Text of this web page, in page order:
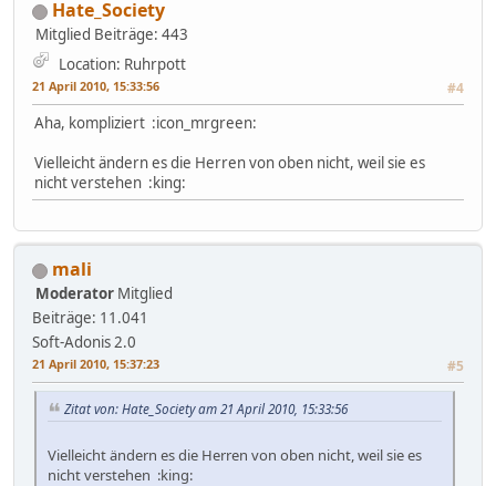
Hate_Society
Mitglied Beiträge: 443
Location: Ruhrpott
21 April 2010, 15:33:56 #4
Aha, kompliziert :icon_mrgreen:
Vielleicht ändern es die Herren von oben nicht, weil sie es
nicht verstehen :king:
mali
Moderator Mitglied
Beiträge: 11.041
Soft-Adonis 2.0
21 April 2010, 15:37:23 #5
Zitat von: Hate_Society am 21 April 2010, 15:33:56
Vielleicht ändern es die Herren von oben nicht, weil sie es
nicht verstehen :king: